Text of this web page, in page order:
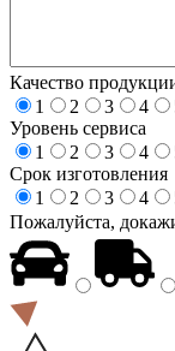
Качество
1
2 3 4
Уровень сервиса
1
2 3 4
Срок изготовления
1
2 3 4
Пожалуйста,